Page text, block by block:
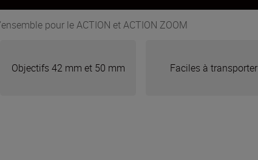
pour le ACTION et ACTION ZOOM
Objectifs 42 mm et 50 mm Faciles à transporter